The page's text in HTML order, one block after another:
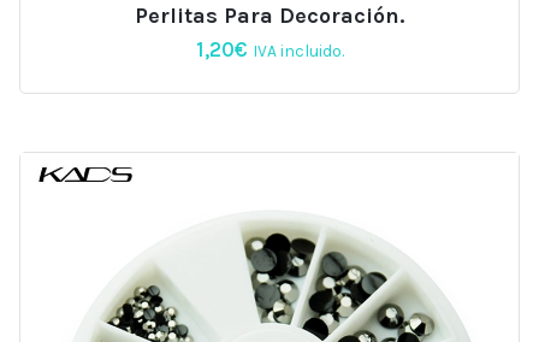
Perlitas Para Decoración.
1,20€ IVA incluido.